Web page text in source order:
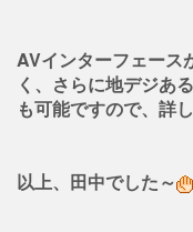
AVインターフェース
く、さらに地デジあ
も可能ですので、詳
以上、田中でした～